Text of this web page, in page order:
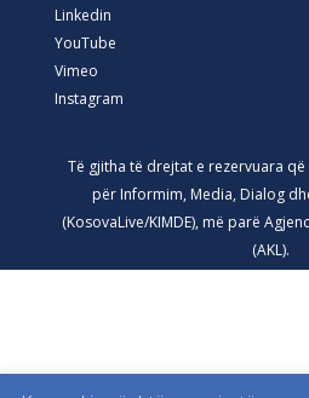
Linkedin
YouTube
Vimeo
Instagram
Të gjitha të drejtat e rezervuara
për Informim, Media, Dialog
(KosovaLive/KIMDE), më parë
(AKL).